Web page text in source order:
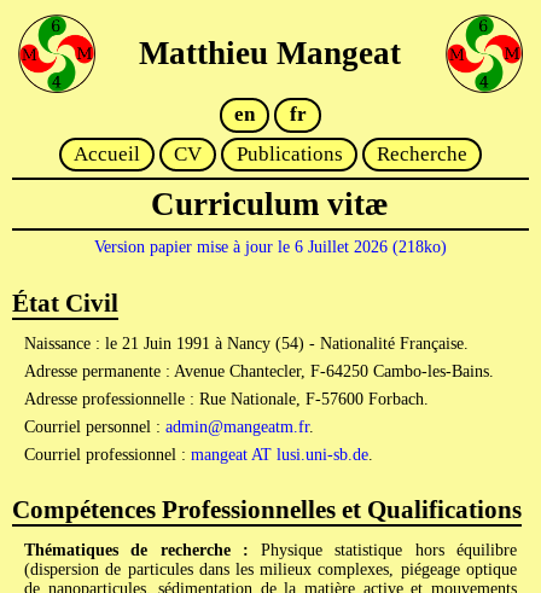
Matthieu Mangeat
en
fr
Accueil
CV Publications Recherche
Curriculum vitæ
Version papier mise à jour le 6 Juillet 2026 (218ko)
État Civil
Naissance : le 21 Juin 1991 à Nancy (54) - Nationalité Française.
Adresse permanente : Avenue Chantecler, F-64250 Cambo-les-Bains.
Adresse professionnelle : Rue Nationale, F-57600 Forbach.
Courriel personnel :admin@mangeatm.fr.
Courriel professionnel :mangeat AT lusi.uni-sb.de.
Compétences Professionnelles et Qualifications
Thématiques de recherche : Physique statistique hors équilibre
(dispersion de particules dans les milieux complexes, piégeage optique
de nanoparticules, sédimentation de la matière active et mouvements